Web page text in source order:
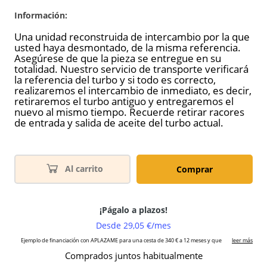
Información:
Una unidad reconstruida de intercambio por la que
usted haya desmontado, de la misma referencia.
Asegúrese de que la pieza se entregue en su
totalidad. Nuestro servicio de transporte verificará
la referencia del turbo y si todo es correcto,
realizaremos el intercambio de inmediato, es decir,
retiraremos el turbo antiguo y entregaremos el
nuevo al mismo tiempo. Recuerde retirar racores
de entrada y salida de aceite del turbo actual.
Al carrito Comprar
Comprados juntos habitualmente